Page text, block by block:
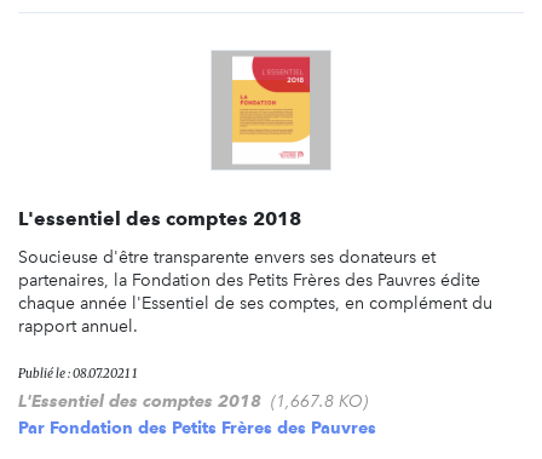
L'essentiel des comptes 2018
Soucieuse d'être transparente envers ses donateurs et
partenaires, la Fondation des Petits Frères des Pauvres édite
chaque année l'Essentiel de ses comptes, en complément du
rapport annuel.
Publié le : 08.07.2021 1
L'Essentiel des comptes 2018 (1,667.8 KO)
Par Fondation des Petits Frères des Pauvres